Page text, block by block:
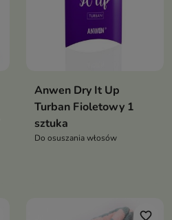
Anwen Dry It Up
Turban Fioletowy 1
sztuka
Do osuszania włosów
favorite_border